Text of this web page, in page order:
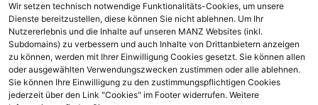
Wir setzen technisch notwendige Funktionalitäts-Cookies, um unsere
Dienste bereitzustellen, diese können Sie nicht ablehnen. Um Ihr
Nutzererlebnis und die Inhalte auf unseren MANZ Websites (inkl.
Subdomains) zu verbessern und auch Inhalte von Drittanbietern anzeigen
zu können, werden mit Ihrer Einwilligung Cookies gesetzt. Sie können allen
oder ausgewählten Verwendungszwecken zustimmen oder alle ablehnen.
Sie können Ihre Einwilligung zu den zustimmungspflichtigen Cookies
jederzeit über den Link "Cookies" im Footer widerrufen. Weitere